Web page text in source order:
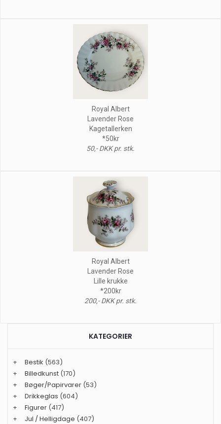
Royal Albert
Lavender Rose
Kagetallerken
*50kr
50,- DKK pr. stk.
Royal Albert
Lavender Rose
Lille krukke
*200kr
200,- DKK pr. stk.
KATEGORIER
+ Bestik (563)
+
Billedkunst (170)
+
Bøger/Papirvarer (53)
+
Drikkeglas (604)
+
Figurer (417)
+
Jul / Helligdage (407)